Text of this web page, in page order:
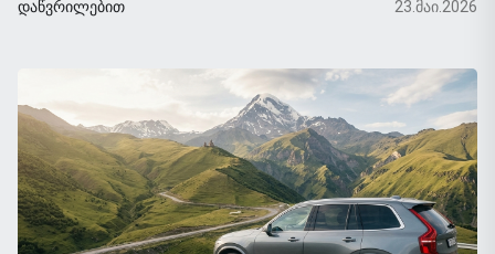
საუკეთესო საფეხმავლო მარშრუტები მესტიიდან.
ᲓᲐᲬᲕᲠᲘᲚᲔᲑᲘᲗ 23.მაი.2026